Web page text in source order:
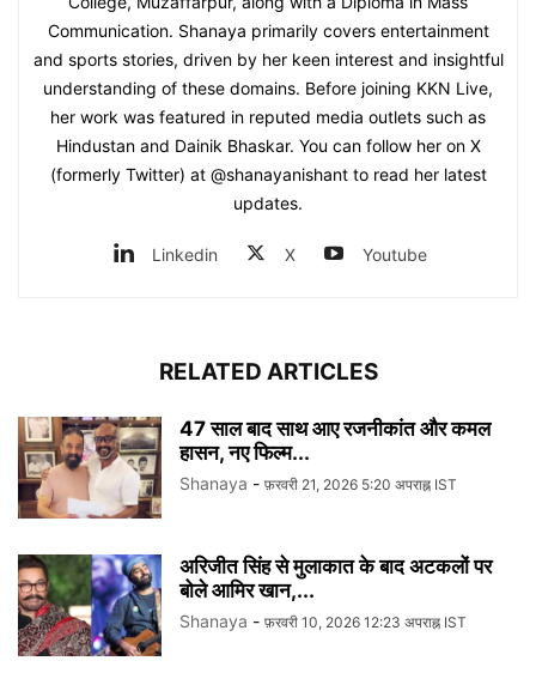
Communication. Shanaya primarily covers entertainment
and sports stories, driven by her keen interest and insightful
understanding of these domains. Before joining KKN Live,
her work was featured in reputed media outlets such as
Hindustan and Dainik Bhaskar. You can follow her on X
(formerly Twitter) at @shanayanishant to read her latest
updates.
Linkedin X Youtube
RELATED ARTICLES
47 साल बाद साथ आए रजनीकांत और कमल
हासन, नए फिल्म...
Shanaya - फ़रवरी 21, 2026 5:20 अपराह्न IST
अरिजीत सिंह से मुलाकात के बाद अटकलों पर
बोले आमिर खान,...
Shanaya - फ़रवरी 10, 2026 12:23 अपराह्न IST